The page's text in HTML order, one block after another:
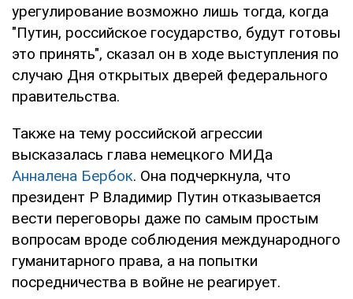
урегулирование возможно лишь тогда, когда
"Путин, российское государство, будут готовы
это принять", сказал он в ходе выступления по
случаю Дня открытых дверей федерального
правительства.
Также на тему российской агрессии
высказалась глава немецкого МИДа
Анналена Бербок. Она подчеркнула, что
президент Р Владимир Путин отказывается
вести переговоры даже по самым простым
вопросам вроде соблюдения международного
гуманитарного права, а на попытки
посредничества в войне не реагирует.